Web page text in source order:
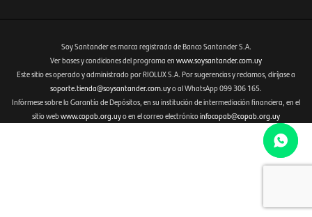
Fenicio eCommerce Uruguay
Soy Santander es marca registrada de Banco Santander S.A.
Ver bases y condiciones del programa en www.soysantander.com.uy
Este sitio es operado y administrado por RIOLUX S.A. Por sugerencias y reclamos, diríjase a
soporte.tienda@soysantander.com.uyo al WhatsApp 099 306 165.
Infórmese sobre la Garantía de Depósitos, en su institución de intermediación financiera, en el
sitio webwww.copab.org.uyo en el correo electrónicoinfocopab@copab.org.uy